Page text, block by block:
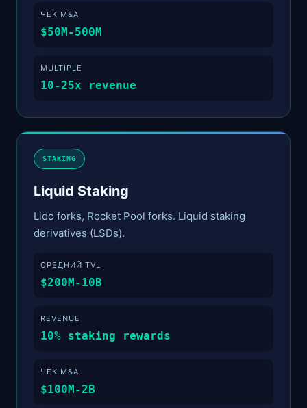
ЧЕК M&A
$50M-500M
MULTIPLE
10-25x revenue
STAKING
Liquid Staking
Lido forks, Rocket Pool forks. Liquid staking
derivatives (LSDs).
СРЕДНИЙ TVL
$200M-10B
REVENUE
10% staking rewards
ЧЕК M&A
$100M-2B